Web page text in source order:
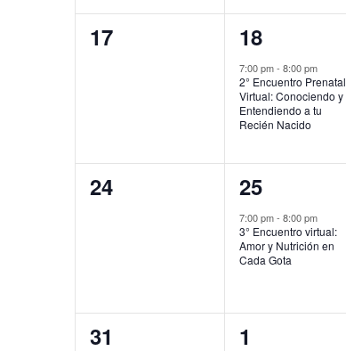
0
17
1
evento,
18
7:00 pm- 8:00 pm
2° Encuentro Prenatal
Virtual: Conociendo y
Entendiendo a tu
Recién Nacido
0
24
1
evento,
25
7:00 pm- 8:00 pm
3° Encuentro virtual:
Amor y Nutrición en
Cada Gota
0
31
1
1